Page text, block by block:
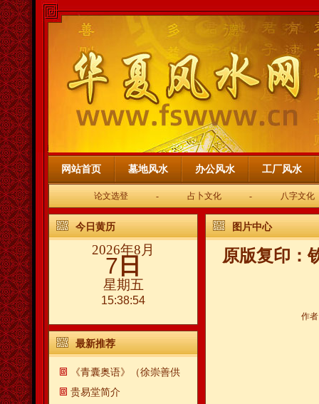
网站首页 墓地风水 办公风水 工厂风水
论文选登 - 占卜文化 - 八字文化
今日黄历
2026年8月
7 日
星期五
15:38:54
最新推荐
《青囊奥语》（徐崇善供
贵易堂简介
图片中心
原版复印：
作